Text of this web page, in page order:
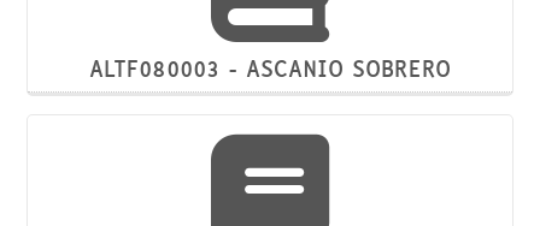
ALTF080003 - ASCANIO SOBRERO